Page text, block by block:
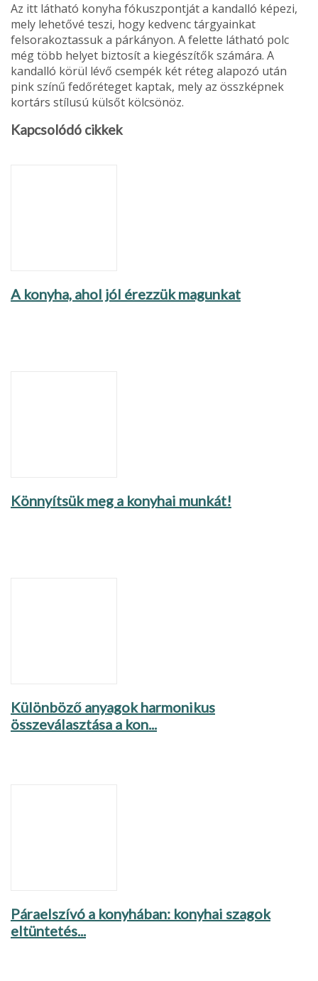
Az itt látható konyha fókuszpontját a kandalló képezi,
mely lehetővé teszi, hogy ked­venc tárgyainkat
felsorakoztas­suk a párkányon. A felette látha­tó polc
még több helyet biztosít a kiegészítők számára. A
kandal­ló körül lévő csempék két réteg alapozó után
pink színű fedőréte­get kaptak, mely az összképnek
kortárs stílusú külsőt kölcsönöz.
Kapcsolódó cikkek
A konyha, ahol jól érezzük magunkat
Könnyítsük meg a konyhai munkát!
Különböző anyagok harmonikus
összeválasztása a kon...
Páraelszívó a konyhában: konyhai szagok
eltüntetés...